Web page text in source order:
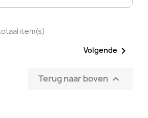
item(s)
Volgende 
Terug naar boven 